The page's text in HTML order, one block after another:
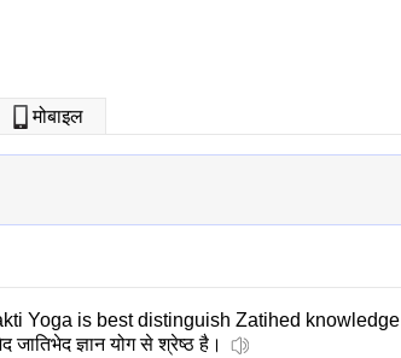
मोबाइल
Yoga is best distinguish Zatihed knowledge
जातिभेद ज्ञान योग से श्रेष्ठ है।